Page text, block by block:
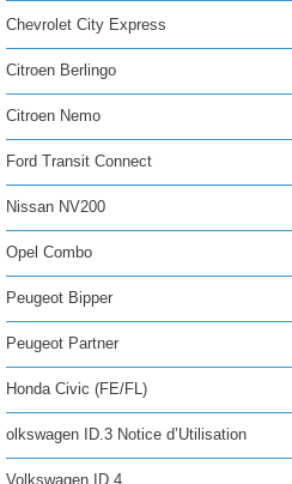
Chevrolet City Express
Citroen Berlingo
Citroen Nemo
Ford Transit Connect
Nissan NV200
Opel Combo
Peugeot Bipper
Peugeot Partner
Honda Civic (FE/FL)
olkswagen ID.3 Notice d’Utilisation
Volkswagen ID.4